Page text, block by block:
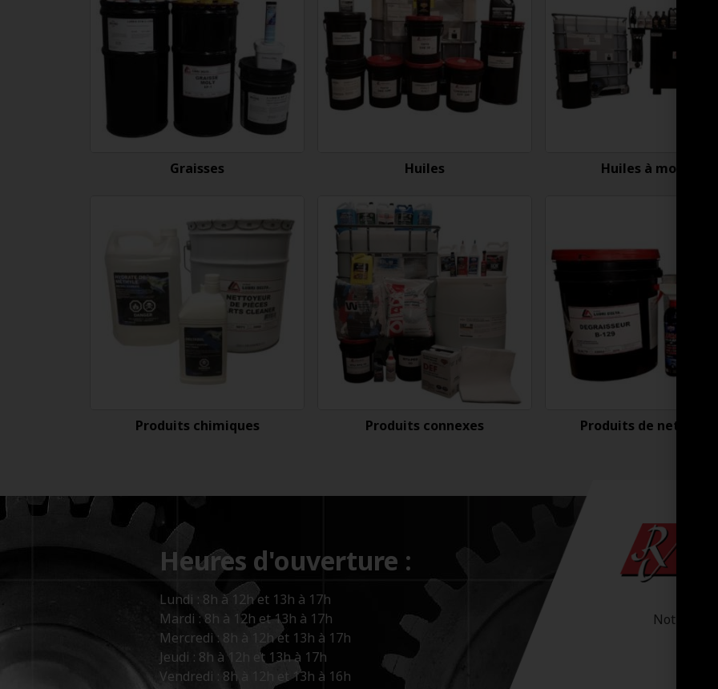
Graisses Huiles Huiles à moteur
Produits chimiques Produits connexes Produits de nettoyage
Heures d'ouverture :
Lundi : 8h à 12h et 13h à 17h
Mardi : 8h à 12h et 13h à 17h
Mercredi : 8h à 12h et 13h à 17h
Jeudi : 8h à 12h et 13h à 17h
Vendredi : 8h à 12h et 13h à 16h
Notre-